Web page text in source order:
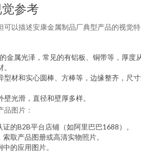
参考
可以描述安康金属制品厂典型产品的视觉特
金属光泽，常见的有铝板、铜带等，厚度
型材和实心圆棒、方棒等，边缘整齐，尺
壁光滑，直径和壁厚多样。
图片：
的B2B平台店铺（如阿里巴巴1688）。
取产品图册或高清实物照片。
的应用图片。